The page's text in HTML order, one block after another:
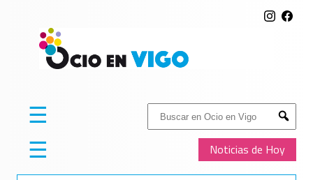
Buscar:
Submit
Noticias de Hoy
☰
☰